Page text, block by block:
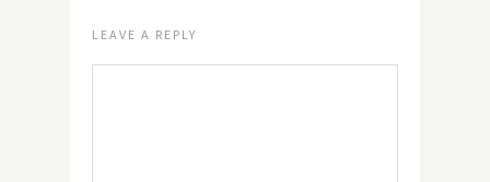
LEAVE A REPLY